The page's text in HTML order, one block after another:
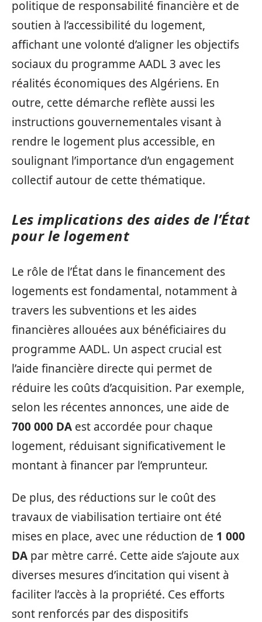
politique de responsabilité financière et de
soutien à l’accessibilité du logement,
affichant une volonté d’aligner les objectifs
sociaux du programme AADL 3 avec les
réalités économiques des Algériens. En
outre, cette démarche reflète aussi les
instructions gouvernementales visant à
rendre le logement plus accessible, en
soulignant l’importance d’un engagement
collectif autour de cette thématique.
Les implications des aides de l’État
pour le logement
Le rôle de l’État dans le financement des
logements est fondamental, notamment à
travers les subventions et les aides
financières allouées aux bénéficiaires du
programme AADL. Un aspect crucial est
l’aide financière directe qui permet de
réduire les coûts d’acquisition. Par exemple,
selon les récentes annonces, une aide de
700 000 DA est accordée pour chaque
logement, réduisant significativement le
montant à financer par l’emprunteur.
De plus, des réductions sur le coût des
travaux de viabilisation tertiaire ont été
mises en place, avec une réduction de 1 000
DA par mètre carré. Cette aide s’ajoute aux
diverses mesures d’incitation qui visent à
faciliter l’accès à la propriété. Ces efforts
sont renforcés par des dispositifs